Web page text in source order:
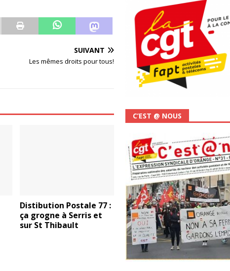
SUIVANT
Les mêmes droits pour tous!
Distibution Postale 77 :
ça grogne à Serris et
sur St Thibault
C’EST @ NOUS